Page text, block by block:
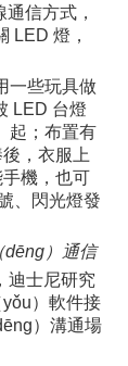
信方式，
LED 燈，
一些玩具做
LED 台燈
起；布置有
，衣服上
機，也可
、閃光燈發
dēng）通信
迪士尼研究
）軟件接
）溝通場